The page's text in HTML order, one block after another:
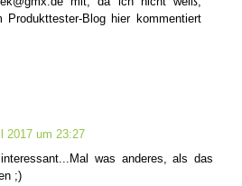
Produkttester-Blog hier kommentiert
2017 um 23:27
was anderes, als das
;)